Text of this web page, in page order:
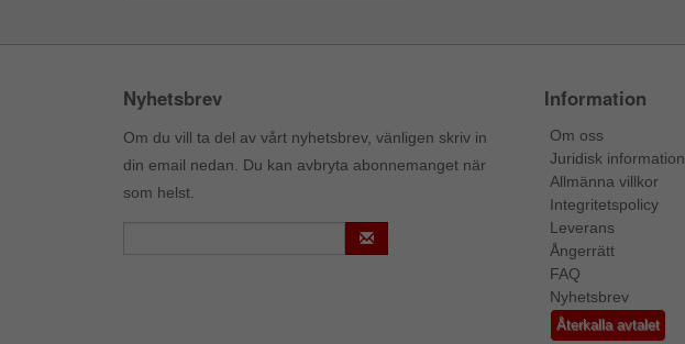
Nyhetsbrev
Om du vill ta del av vårt nyhetsbrev, vänligen skriv in
din email nedan. Du kan avbryta abonnemanget när
som helst.
Information
Om oss
Juridisk information
Allmänna villkor
Integritetspolicy
Leverans
Ångerrätt
FAQ
Nyhetsbrev
Återkalla avtalet